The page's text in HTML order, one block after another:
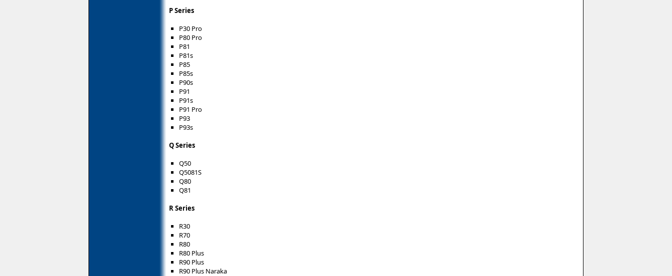
P Series
P30 Pro
P80 Pro
P81
P81s
P85
P85s
P90s
P91
P91s
P91 Pro
P93
P93s
Q Series
Q50
Q5081S
Q80
Q81
R Series
R30
R70
R80
R80 Plus
R90 Plus
R90 Plus Naraka